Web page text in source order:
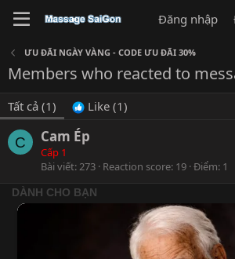
Đăng nhập
ƯU ĐÃI NGÀY VÀNG - CODE ƯU ĐÃI 30%
Members who reacted to
Tất cả (1) Like (1)
C Cam Ép
Cấp 1
Bài viết 273 Reaction score 19 Điểm 1